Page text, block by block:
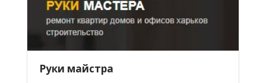
Руки майстра